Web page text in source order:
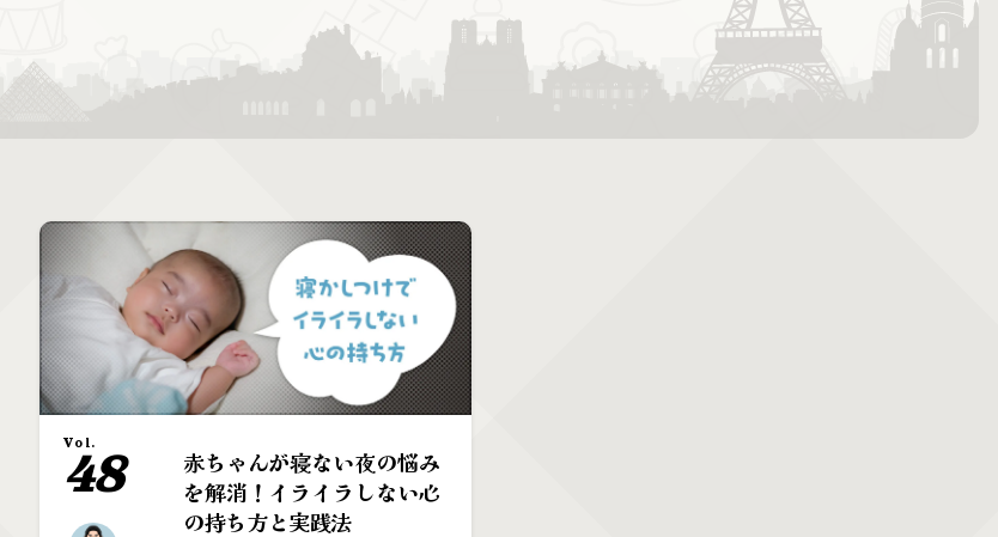
赤ちゃんが寝ない夜の悩み
を解消！イライラしない心
の持ち方と実践法
Vol.
48